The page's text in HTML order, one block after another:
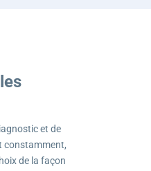
et de
constamment,
de la façon